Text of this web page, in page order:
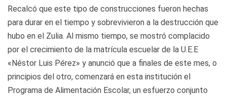
Recalcó que este tipo de construcciones fueron hechas
para durar en el tiempo y sobrevivieron a la destrucción que
hubo en el Zulia. Al mismo tiempo, se mostró complacido
por el crecimiento de la matrícula escuelar de la U.E.E
«Néstor Luis Pérez» y anunció que a finales de este mes, o
principios del otro, comenzará en esta institución el
Programa de Alimentación Escolar, un esfuerzo conjunto